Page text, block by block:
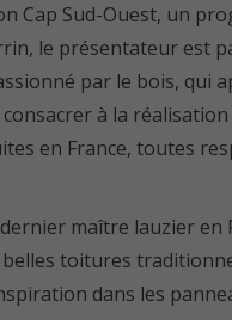
Cap Sud-Ouest, un
le présentateur est
par le bois, qui
à la réalisation
en France, toutes
maître lauzier
toitures
dans les